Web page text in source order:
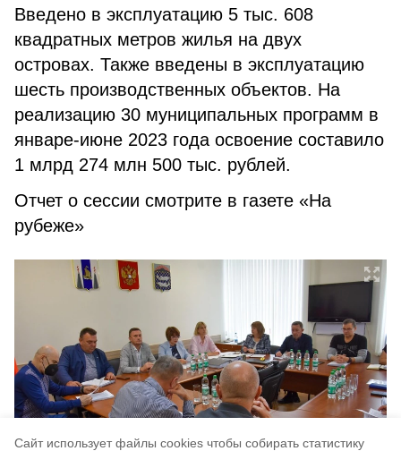
Cайт использует файлы cookies чтобы собирать статистику
Введено в эксплуатацию 5 тыс. 608
квадратных метров жилья на двух
островах. Также введены в эксплуатацию
шесть производственных объектов. На
реализацию 30 муниципальных программ в
январе-июне 2023 года освоение составило
1 млрд 274 млн 500 тыс. рублей.
Отчет о сессии смотрите в газете «На
рубеже»